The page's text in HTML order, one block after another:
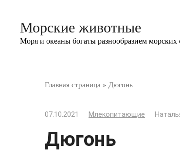
контентуМорские животные
Моря и океаны богаты разнообразием морских
Главная страница » Дюгонь
07.10.2021 Млекопитающие
Дюгонь